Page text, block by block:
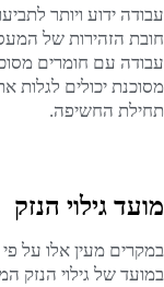
עבודה ידוע ויותר
חובת הזהירות של
עבודה עם חומרים
מסוכנת יכולים לגלות
תחילת החשיפה.
מועד גילוי הנזק
במועד של גילוי הנזק